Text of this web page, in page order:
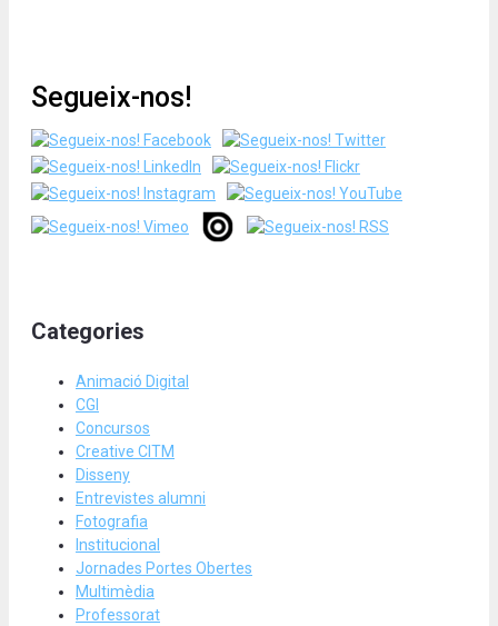
Segueix-nos!
Categories
Animació Digital
CGI
Concursos
Creative CITM
Disseny
Entrevistes alumni
Fotografia
Institucional
Jornades Portes Obertes
Multimèdia
Professorat